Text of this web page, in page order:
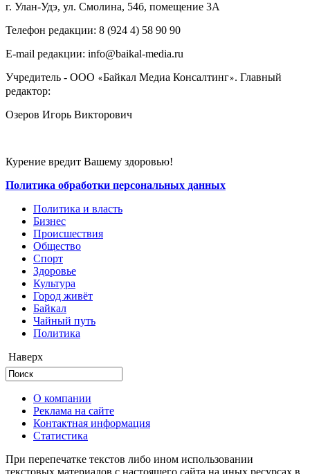
г. Улан-Удэ, ул. Смолина, 54б, помещение 3А
Телефон редакции: ‎‎8 (924 4) 58 90 90
E-mail редакции: info@baikal-media.ru
Учредитель - ООО «Байкал Медиа Консалтинг». Главный
редактор:
Озеров Игорь Викторович
Курение вредит Вашему здоровью!
Политика обработки персональных данных
Политика и власть
Бизнес
Происшествия
Общество
Cпорт
Здоровье
Культура
Город живёт
Байкал
Чайный путь
Политика
Наверх
О компании
Реклама на сайте
Контактная информация
Статистика
При перепечатке текстов либо ином использовании
текстовых материалов с настоящего сайта на иных ресурсах в